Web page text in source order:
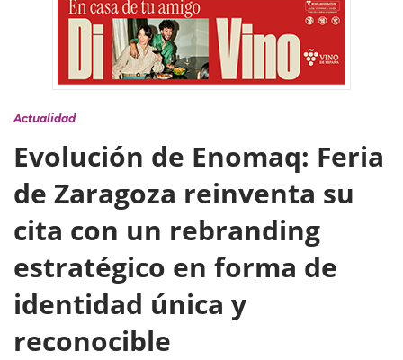
Actualidad
Evolución de Enomaq: Feria
de Zaragoza reinventa su
cita con un rebranding
estratégico en forma de
identidad única y
reconocible